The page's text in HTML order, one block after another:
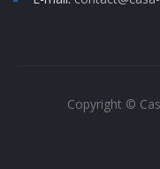
Copyright ©